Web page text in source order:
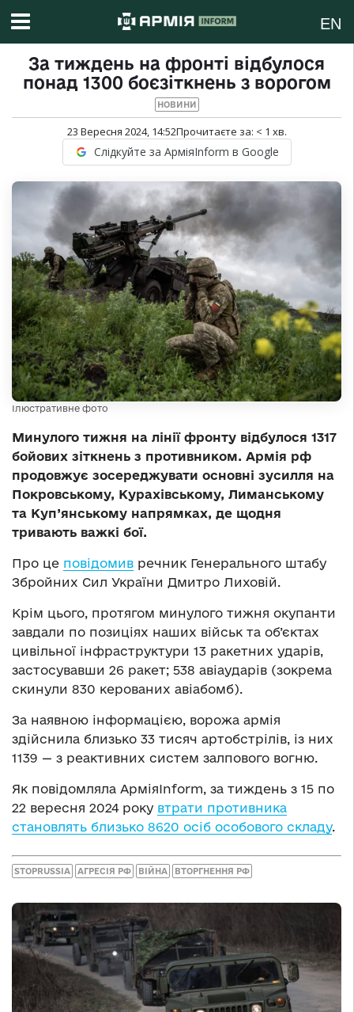
EN
За тиждень на фронті відбулося
понад 1300 боєзіткнень з ворогом
НОВИНИ
23 Вересня 2024, 14:52Прочитаєте за: < 1 хв.
Слідкуйте за АрміяInform в Google
Ілюстративне фото
Минулого тижня на лінії фронту відбулося 1317
бойових зіткнень з противником. Армія рф
продовжує зосереджувати основні зусилля на
Покровському, Курахівському, Лиманському
та Куп’янському напрямках, де щодня
тривають важкі бої.
Про це повідомив речник Генерального штабу
Збройних Сил України Дмитро Лиховій.
Крім цього, протягом минулого тижня окупанти
завдали по позиціях наших військ та об’єктах
цивільної інфраструктури 13 ракетних ударів,
застосувавши 26 ракет; 538 авіаударів (зокрема
скинули 830 керованих авіабомб).
За наявною інформацією, ворожа армія
здійснила близько 33 тисяч артобстрілів, із них
1139 — з реактивних систем залпового вогню.
Як повідомляла АрміяInform, за тиждень з 15 по
22 вересня 2024 року втрати противника
становлять близько 8620 осіб особового складу.
STOPRUSSIA АГРЕСІЯ РФ ВІЙНА ВТОРГНЕННЯ РФ